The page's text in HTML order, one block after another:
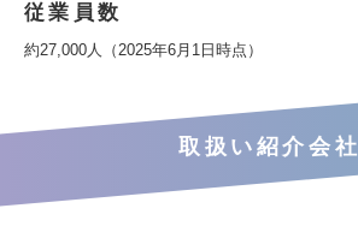
従業員数
約27,000人（2025年6月1日時点）
取扱い紹介会社